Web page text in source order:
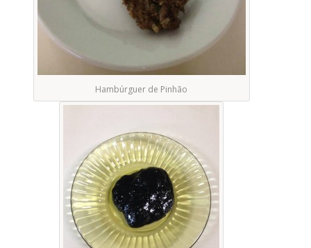
Hambúrguer de Pinhão